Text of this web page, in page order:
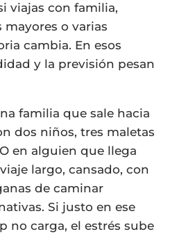
viajas con familia,
mayores o varias
cambia. En esos
y la previsión pesan
familia que sale hacia
dos niños, tres maletas
en alguien que llega
largo, cansado, con
de caminar
Si justo en ese
no carga, el estrés sube